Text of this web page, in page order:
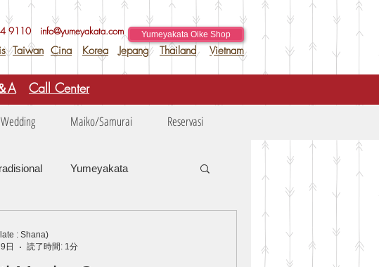
9110 info@yumeyakata.com
Taiwan Cina Korea Jepang Thailand Vietnam
Yumeyakata Oike Shop
A Call Center
Wedding Maiko/Samurai Reservasi
Yumeyakata
: Shana)
日
読了時間: 1分